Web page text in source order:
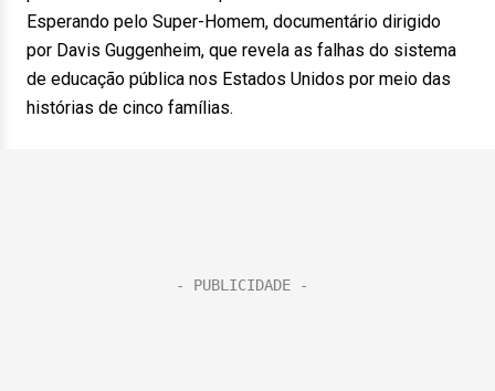
Esperando pelo Super-Homem, documentário dirigido
por Davis Guggenheim, que revela as falhas do sistema
de educação pública nos Estados Unidos por meio das
histórias de cinco famílias.